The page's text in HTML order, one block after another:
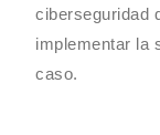
ciberseguridad
implementar la
caso.